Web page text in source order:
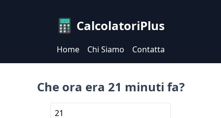
CalcolatoriPlus
Home Chi Siamo Contatta
Che ora era 21 minuti fa?